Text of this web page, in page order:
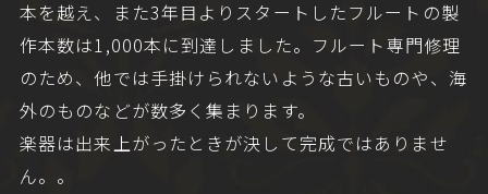
本を越え、また3年目よりスタートしたフルートの製
作本数は1,000本に到達しました。フルート専門修理
のため、他では手掛けられないような古いものや、海
外のものなどが数多く集まります。
楽器は出来上がったときが決して完成ではありませ
ん。。